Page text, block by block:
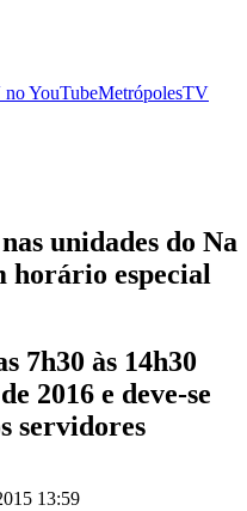
noYouTubeMetrópolesTV
unidades do Na
horário especial
7h30 às 14h30
2016 e deve-se
servidores
13:59